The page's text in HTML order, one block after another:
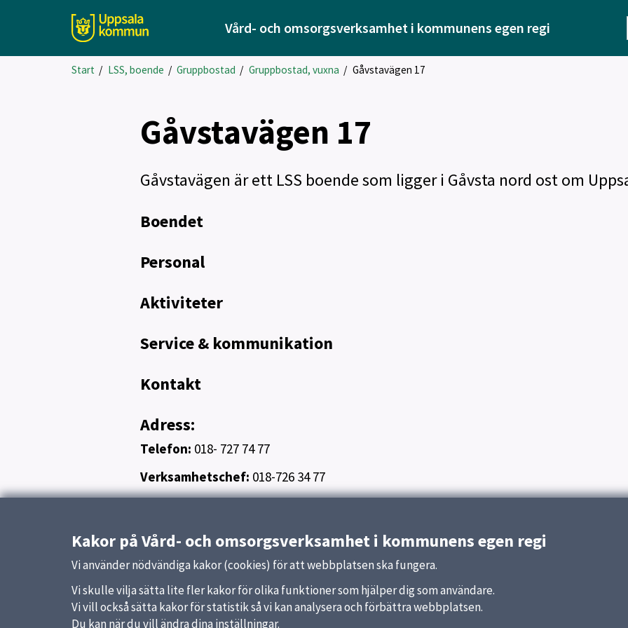
Vård- och omsorgsverksamhet i kommunens egen regi
Start / LSS, boende / Gruppbostad / Gruppbostad, vuxna / Gåvstavägen 17
Gåvstavägen 17
Gåvstavägen är ett LSS boende som ligger i Gåvsta nord ost om
Boendet
Personal
Aktiviteter
Service & kommunikation
Kontakt
Adress:
Telefon: 018- 727 74 77
Verksamhetschef: 018-726 34 77
Kakor på Vård- och omsorgsverksamhet i kommunens egen regi
Vi använder nödvändiga kakor (cookies) för att webbplatsen ska fungera.
Vi skulle vilja sätta lite fler kakor för olika funktioner som hjälper dig som användare.
Vi vill också sätta kakor för statistik så vi kan analysera och förbättra webbplatsen.
Du kan när du vill ändra dina inställningar.